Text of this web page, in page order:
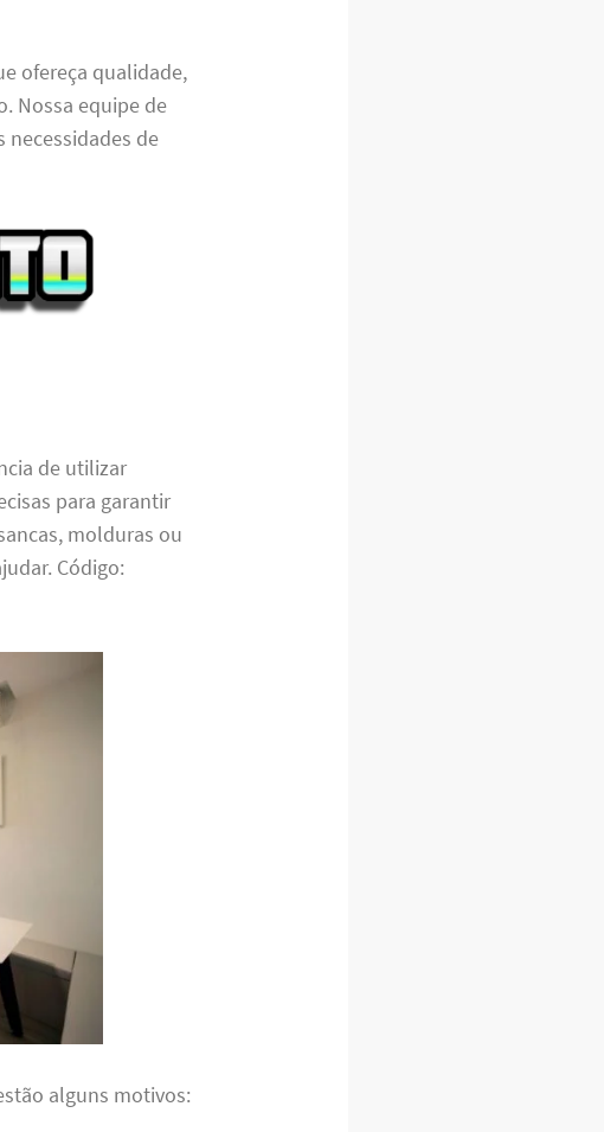
ofereça qualidade,
Nossa equipe de
necessidades de
de utilizar
para garantir
molduras ou
Código:
alguns motivos: